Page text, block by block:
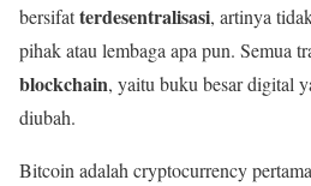
bersifatterdesentralisasi, artinya
pihak atau lembaga apa pun. Semua
blockchain, yaitu buku besar digital
diubah.
Bitcoin adalah cryptocurrency